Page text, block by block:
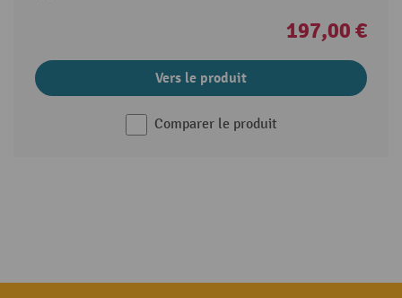
197,00 €
Vers le produit
Comparer le produit